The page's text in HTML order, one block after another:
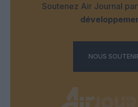
Soutenez Air Journal
NOUS